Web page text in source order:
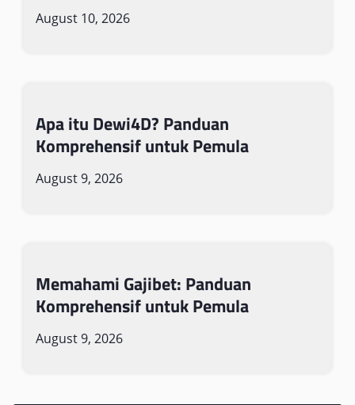
August 10, 2026
Apa itu Dewi4D? Panduan
Komprehensif untuk Pemula
August 9, 2026
Memahami Gajibet: Panduan
Komprehensif untuk Pemula
August 9, 2026